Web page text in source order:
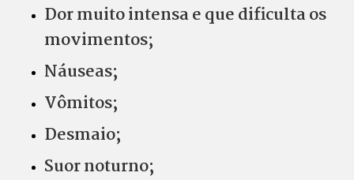
Dor muito intensa e que dificulta os
movimentos;
Náuseas;
Vômitos;
Desmaio;
Suor noturno;